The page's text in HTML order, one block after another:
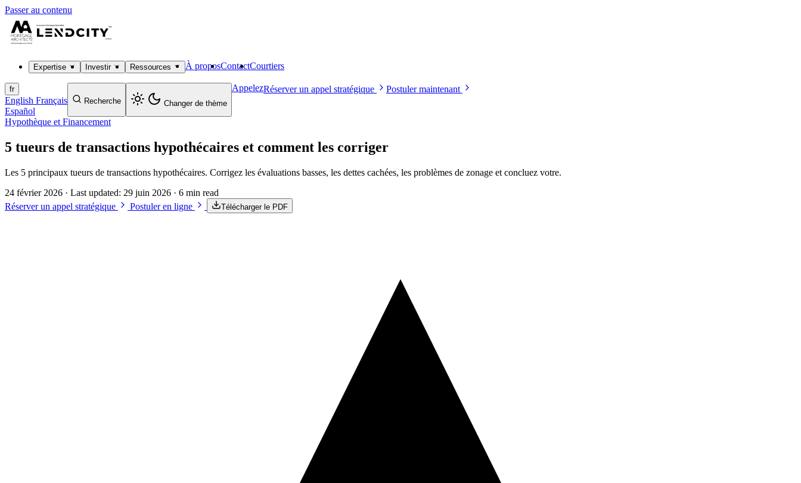
Passer au contenu
Expertise Investir Ressources À proposContactCourtiers
fr
English Français
Español
Recherche Changer de thème
AppelezRéserver un appel stratégique Postuler maintenant
Hypothèque et Financement
5 tueurs de transactions hypothécaires et comment les corriger
Les 5 principaux tueurs de transactions hypothécaires. Corrigez les évaluations basses, les dettes cachées, les problèmes de zonage et concluez votre.
24 février 2026 · Last updated: 29 juin 2026 · 6 min read
Réserver un appel stratégique
Postuler en ligne Télécharger le PDF